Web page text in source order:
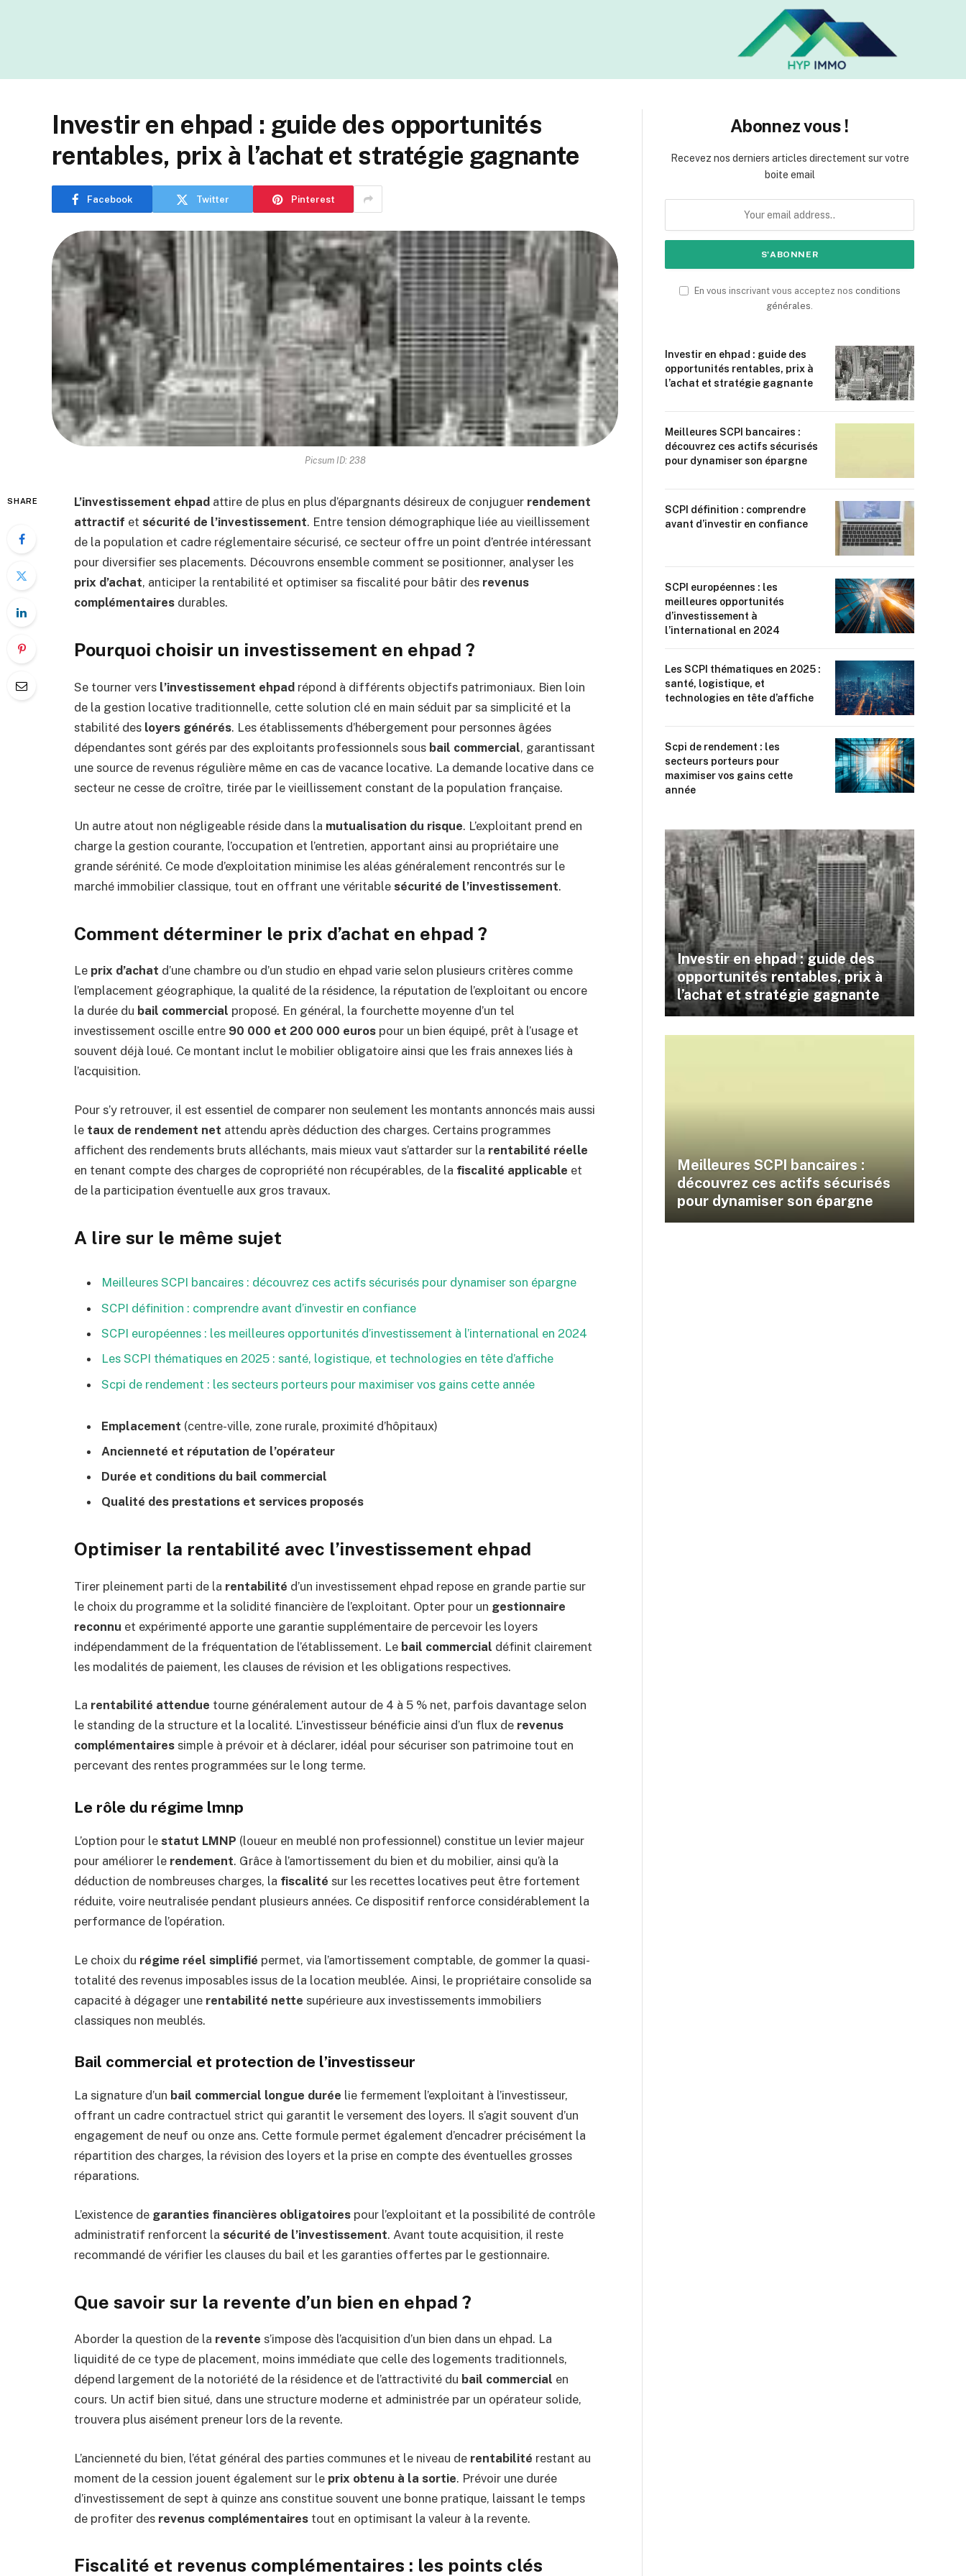
Investir en ehpad : guide des opportunités
rentables, prix à l’achat et stratégie gagnante
Facebook Twitter Pinterest
Picsum ID: 238
SHARE L’investissement ehpad attire de plus en plus d’épargnants désireux de conjuguer rendement
attractif et sécurité de l’investissement. Entre tension démographique liée au vieillissement
de la population et cadre réglementaire sécurisé, ce secteur offre un point d’entrée intéressant
pour diversifier ses placements. Découvrons ensemble comment se positionner, analyser les
prix d’achat, anticiper la rentabilité et optimiser sa fiscalité pour bâtir des revenus
complémentaires durables.
Pourquoi choisir un investissement en ehpad ?
Se tourner vers l’investissement ehpad répond à différents objectifs patrimoniaux. Bien loin
de la gestion locative traditionnelle, cette solution clé en main séduit par sa simplicité et la
stabilité des loyers générés. Les établissements d’hébergement pour personnes âgées
dépendantes sont gérés par des exploitants professionnels sous bail commercial, garantissant
une source de revenus régulière même en cas de vacance locative. La demande locative dans ce
secteur ne cesse de croître, tirée par le vieillissement constant de la population française.
Un autre atout non négligeable réside dans la mutualisation du risque. L’exploitant prend en
charge la gestion courante, l’occupation et l’entretien, apportant ainsi au propriétaire une
grande sérénité. Ce mode d’exploitation minimise les aléas généralement rencontrés sur le
marché immobilier classique, tout en offrant une véritable sécurité de l’investissement.
Comment déterminer le prix d’achat en ehpad ?
Le prix d’achat d’une chambre ou d’un studio en ehpad varie selon plusieurs critères comme
l’emplacement géographique, la qualité de la résidence, la réputation de l’exploitant ou encore
la durée du bail commercial proposé. En général, la fourchette moyenne d’un tel
investissement oscille entre 90 000 et 200 000 euros pour un bien équipé, prêt à l’usage et
souvent déjà loué. Ce montant inclut le mobilier obligatoire ainsi que les frais annexes liés à
l’acquisition.
Pour s’y retrouver, il est essentiel de comparer non seulement les montants annoncés mais aussi
le taux de rendement net attendu après déduction des charges. Certains programmes
affichent des rendements bruts alléchants, mais mieux vaut s’attarder sur la rentabilité réelle
en tenant compte des charges de copropriété non récupérables, de la fiscalité applicable et
de la participation éventuelle aux gros travaux.
A lire sur le même sujet
Meilleures SCPI bancaires : découvrez ces actifs sécurisés pour dynamiser son épargne
SCPI définition : comprendre avant d’investir en confiance
SCPI européennes : les meilleures opportunités d’investissement à l’international en 2024
Les SCPI thématiques en 2025 : santé, logistique, et technologies en tête d’affiche
Scpi de rendement : les secteurs porteurs pour maximiser vos gains cette année
Emplacement (centre-ville, zone rurale, proximité d’hôpitaux)
Ancienneté et réputation de l’opérateur
Durée et conditions du bail commercial
Qualité des prestations et services proposés
Optimiser la rentabilité avec l’investissement ehpad
Tirer pleinement parti de la rentabilité d’un investissement ehpad repose en grande partie sur
le choix du programme et la solidité financière de l’exploitant. Opter pour un gestionnaire
reconnu et expérimenté apporte une garantie supplémentaire de percevoir les loyers
indépendamment de la fréquentation de l’établissement. Le bail commercial définit clairement
les modalités de paiement, les clauses de révision et les obligations respectives.
La rentabilité attendue tourne généralement autour de 4 à 5 % net, parfois davantage selon
le standing de la structure et la localité. L’investisseur bénéficie ainsi d’un flux de revenus
complémentaires simple à prévoir et à déclarer, idéal pour sécuriser son patrimoine tout en
percevant des rentes programmées sur le long terme.
Le rôle du régime lmnp
L’option pour le statut LMNP (loueur en meublé non professionnel) constitue un levier majeur
pour améliorer le rendement. Grâce à l’amortissement du bien et du mobilier, ainsi qu’à la
déduction de nombreuses charges, la fiscalité sur les recettes locatives peut être fortement
réduite, voire neutralisée pendant plusieurs années. Ce dispositif renforce considérablement la
performance de l’opération.
Le choix du régime réel simplifié permet, via l’amortissement comptable, de gommer la quasi-
totalité des revenus imposables issus de la location meublée. Ainsi, le propriétaire consolide sa
capacité à dégager une rentabilité nette supérieure aux investissements immobiliers
classiques non meublés.
Bail commercial et protection de l’investisseur
La signature d’un bail commercial longue durée lie fermement l’exploitant à l’investisseur,
offrant un cadre contractuel strict qui garantit le versement des loyers. Il s’agit souvent d’un
engagement de neuf ou onze ans. Cette formule permet également d’encadrer précisément la
répartition des charges, la révision des loyers et la prise en compte des éventuelles grosses
réparations.
L’existence de garanties financières obligatoires pour l’exploitant et la possibilité de contrôle
administratif renforcent la sécurité de l’investissement. Avant toute acquisition, il reste
recommandé de vérifier les clauses du bail et les garanties offertes par le gestionnaire.
Que savoir sur la revente d’un bien en ehpad ?
Aborder la question de la revente s’impose dès l’acquisition d’un bien dans un ehpad. La
liquidité de ce type de placement, moins immédiate que celle des logements traditionnels,
dépend largement de la notoriété de la résidence et de l’attractivité du bail commercial en
cours. Un actif bien situé, dans une structure moderne et administrée par un opérateur solide,
trouvera plus aisément preneur lors de la revente.
L’ancienneté du bien, l’état général des parties communes et le niveau de rentabilité restant au
moment de la cession jouent également sur le prix obtenu à la sortie. Prévoir une durée
d’investissement de sept à quinze ans constitue souvent une bonne pratique, laissant le temps
de profiter des revenus complémentaires tout en optimisant la valeur à la revente.
Fiscalité et revenus complémentaires : les points clés
Abonnez vous !
Recevez nos derniers articles directement sur votre
boite email
En vous inscrivant vous acceptez nos conditions
générales.
Investir en ehpad : guide des
opportunités rentables, prix à
l’achat et stratégie gagnante
Meilleures SCPI bancaires :
découvrez ces actifs sécurisés
pour dynamiser son épargne
SCPI définition : comprendre
avant d’investir en confiance
SCPI européennes : les
meilleures opportunités
d’investissement à
l’international en 2024
Les SCPI thématiques en 2025 :
santé, logistique, et
technologies en tête d’affiche
Scpi de rendement : les
secteurs porteurs pour
maximiser vos gains cette
année
Investir en ehpad : guide des
opportunités rentables, prix à
l’achat et stratégie gagnante
Meilleures SCPI bancaires :
découvrez ces actifs sécurisés
pour dynamiser son épargne